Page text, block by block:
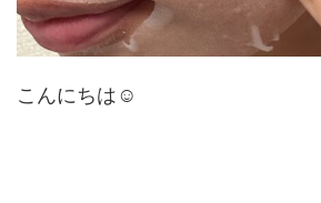
こんにちは☺︎